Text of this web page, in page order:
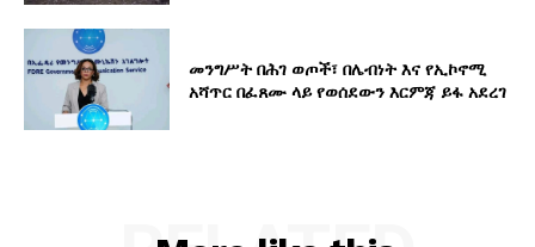
መንግሥት በሕገ ወጦች፣ በሌብነት እና የኢኮኖሚ
አሻጥር በፈጸሙ ላይ የወሰደውን እርምጃ ይፋ አደረገ